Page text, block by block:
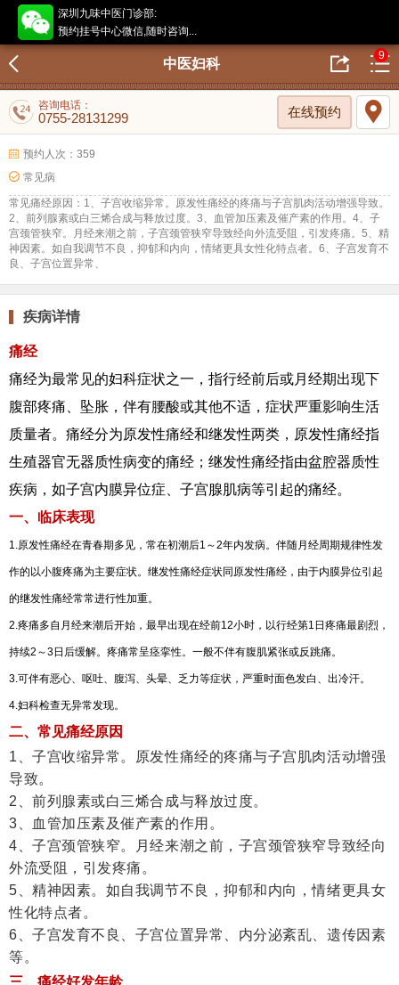
深圳九味中医门诊部:
预约挂号中心微信,随时咨询...
中医妇科
9
咨询电话：
0755-28131299 在线预约
预约人次：359
常见病
常见痛经原因：1、子宫收缩异常。原发性痛经的疼痛与子宫肌肉活动增强导致。
2、前列腺素或白三烯合成与释放过度。3、血管加压素及催产素的作用。4、子
宫颈管狭窄。月经来潮之前，子宫颈管狭窄导致经向外流受阻，引发疼痛。5、精
神因素。如自我调节不良，抑郁和内向，情绪更具女性化特点者。6、子宫发育不
良、子宫位置异常、
疾病详情
痛经
痛经为最常见的妇科症状之一，指行经前后或月经期出现下
腹部疼痛、坠胀，伴有腰酸或其他不适，症状严重影响生活
质量者。痛经分为原发性痛经和继发性两类，原发性痛经指
生殖器官无器质性病变的痛经；继发性痛经指由盆腔器质性
疾病，如子宫内膜异位症、子宫腺肌病等引起的痛经。
一、临床表现
1.原发性痛经在青春期多见，常在初潮后1～2年内发病。伴随月经周期规律性发
作的以小腹疼痛为主要症状。继发性痛经症状同原发性痛经，由于内膜异位引起
的继发性痛经常常进行性加重。
2.疼痛多自月经来潮后开始，最早出现在经前12小时，以行经第1日疼痛最剧烈，
持续2～3日后缓解。疼痛常呈痉挛性。一般不伴有腹肌紧张或反跳痛。
3.可伴有恶心、呕吐、腹泻、头晕、乏力等症状，严重时面色发白、出冷汗。
4.妇科检查无异常发现。
二、常见痛经原因
1、子宫收缩异常。原发性痛经的疼痛与子宫肌肉活动增强
导致。
2、前列腺素或白三烯合成与释放过度。
3、血管加压素及催产素的作用。
4、子宫颈管狭窄。月经来潮之前，子宫颈管狭窄导致经向
外流受阻，引发疼痛。
5、精神因素。如自我调节不良，抑郁和内向，情绪更具女
性化特点者。
6、子宫发育不良、子宫位置异常、内分泌紊乱、遗传因素
等。
三、痛经好发年龄